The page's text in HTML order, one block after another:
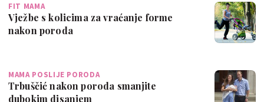
FIT MAMA
Vježbe s kolicima za vraćanje forme
nakon poroda
MAMA POSLIJE PORODA
Trbuščić nakon poroda smanjite
dubokim disanjem